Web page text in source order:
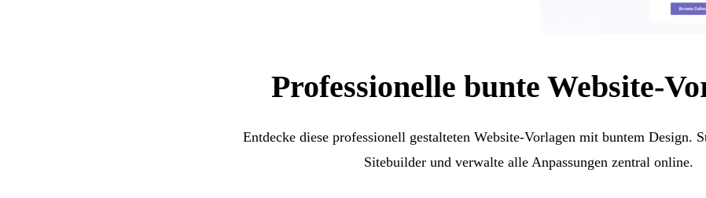
Professionelle bunte Website-
Entdecke diese professionell gestalteten Website-Vorlagen mit buntem Design.
Sitebuilder und verwalte alle Anpassungen zentral online.